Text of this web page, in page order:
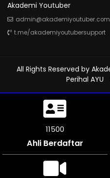
Akademi Youtuber
admin@akademiyoutuber.com
t.me/akademiyoutubersupport
All Rights Reserved by
Perihal AYU
11500
Ahli Berdaftar